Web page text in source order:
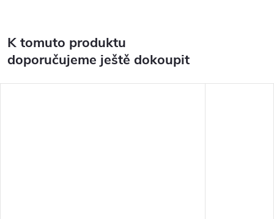
K tomuto produktu
doporučujeme ještě dokoupit